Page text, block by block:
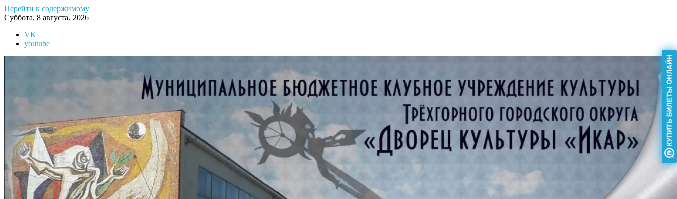
Перейти к содержимому
Суббота, 8 августа, 2026
VK
youtube